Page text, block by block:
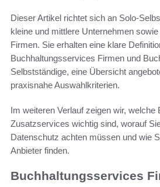
Dieser Artikel richtet sich an Solo-
kleine und mittlere Unternehmen
Firmen. Sie erhalten eine klare
Buchhaltungsservices Firmen und
Selbstständige, eine Übersicht
praxisnahe Auswahlkriterien.
Im weiteren Verlauf zeigen wir, welche
Zusatzservices wichtig sind, worauf
Datenschutz achten müssen und wie
Anbieter finden.
Buchhaltungsservices